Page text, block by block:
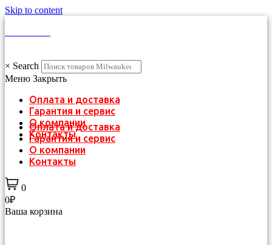
Skip to content
× Search
Меню Закрыть
Оплата и доставка
Гарантия и сервис
О компании
Контакты
Оплата и доставка
Гарантия и сервис
О компании
Контакты
0
0₽
Ваша корзина